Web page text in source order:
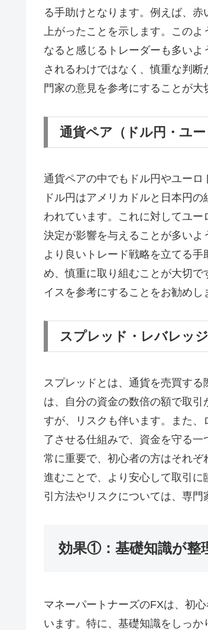
る手助けとなります。例えば、
上がったことを示します。この
なると感じるトレーダーも多い
されるわけではなく、慎重な判
門家の意見を参考にすることが大
通貨ペア（ドル円・ユ
通貨ペアの中でもドル円やユーロ
ドル円はアメリカドルと日本円
われています。これに対してユ
決定が影響を与えることが多いよ
より良いトレード戦略を立てる
め、慎重に取り組むことが大切
イスを参考にすることをお勧めし
スプレッド・レバレッ
スプレッドとは、通貨を売買す
は、自分の資金の数倍の額で取
すが、リスクも伴います。また
了させる仕組みで、資金を守る
常に重要で、初心者の方はそれ
進むことで、より安心して取引
引方法やリスクについては、専門
効果①：基礎知識が整
マネーパートナーズのFXは、初
います。特に、基礎知識をしっ